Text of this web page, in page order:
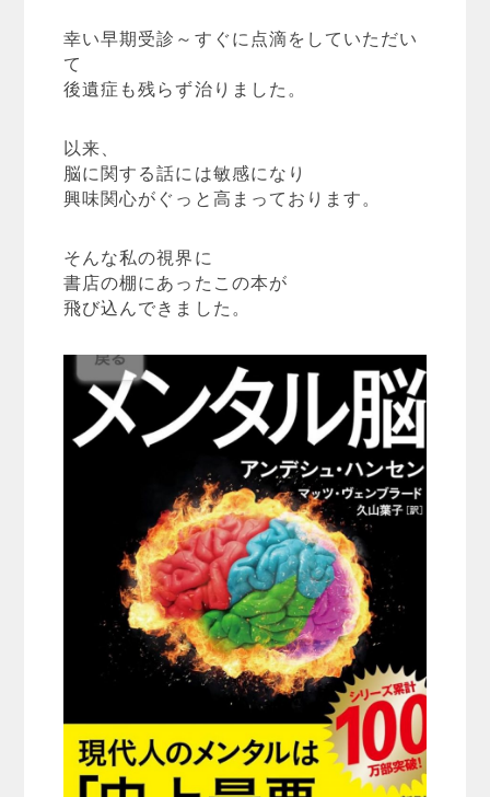
幸い早期受診～すぐに点滴をしていただい
て
後遺症も残らず治りました。
以来、
脳に関する話には敏感になり
興味関心がぐっと高まっております。
そんな私の視界に
書店の棚にあったこの本が
飛び込んできました。